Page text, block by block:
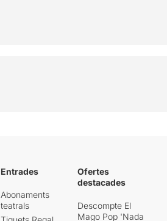
Entrades
Abonaments
teatrals
Ofertes
destacades
Descompte El
Mago Pop 'Nada